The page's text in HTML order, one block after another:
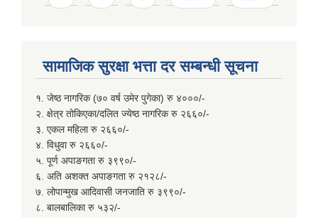
सामाजिक सुरक्षा भत्ता दर सम्बन्धी सूचना
१. जेष्ठ नागरिक (७० वर्ष उमेर पुगेका) रु ४०००/-
२. क्षेत्र तोकिएका/दलित ज्येष्ठ नागरिक रु २६६०/-
३. एकल महिला रु २६६०/-
४. विधुवा रु २६६०/-
५. पूर्ण अपाङगता रु ३९९०/-
६. अति अशक्त अपाङगता रु २१२८/-
७. लोपान्मुख आदिवासी जनजाति रु ३९९०/-
८. बालबालिका रु ५३२/-